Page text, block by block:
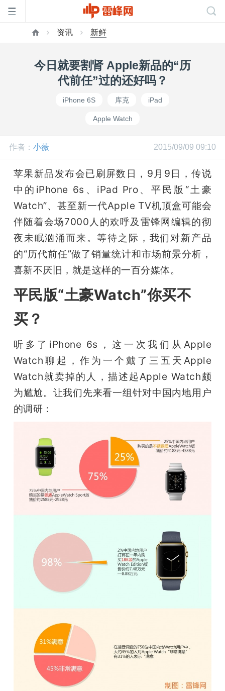
公
开
课
活
动
中
心
GAIR
题
爱
机
资讯 新鲜
今日就要割肾 Apple新品的“历
代前任”过的还好吗？
iPhone 6S 库克 iPad
Apple Watch
作者： 小薇 2015/09/09 09:10
苹果新品发布会已刷屏数日，9月9日，传说
中的iPhone 6s、iPad Pro、平民版“土豪
Watch”、甚至新一代Apple TV机顶盒可能会
伴随着会场7000人的欢呼及雷锋网编辑的彻
夜未眠汹涌而来。等待之际，我们对新产品
的“历代前任”做了销量统计和市场前景分析，
喜新不厌旧，就是这样的一百分媒体。
平民版“土豪Watch”你买不
买？
听多了iPhone 6s，这一次我们从Apple
Watch聊起，作为一个戴了三五天Apple
Watch就卖掉的人，描述起Apple Watch颇
为尴尬。让我们先来看一组针对中国内地用户
的调研：